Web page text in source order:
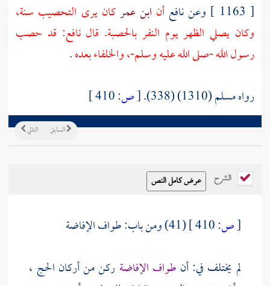
[ 1163 ] وعن
نافع أن ابن عمركان يرى التحصيب سنة،
وكان يصلي الظهر يوم النفر بالحصبة. قالنافع: قد حصب
رسول الله -صلى الله عليه وسلم-، والخلفاء بعده.
رواه مسلم (1310) (338).
[ص:
التالي السابق
الشرح
[ص:
(41) ومن باب: طواف الإفاضة
لم يختلف في: أن طواف الإفاضة ركن من أركان الحج ،